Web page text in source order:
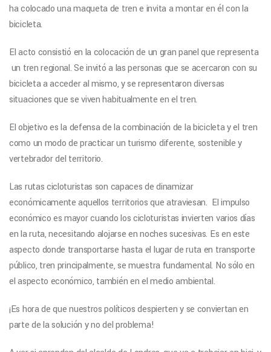
ha colocado una maqueta de tren e invita a montar en él con la
bicicleta.
El acto consistió en la colocación de un gran panel que representa
un tren regional. Se invitó a las personas que se acercaron con su
bicicleta a acceder al mismo, y se representaron diversas
situaciones que se viven habitualmente en el tren.
El objetivo es la defensa de la combinación de la bicicleta y el tren
como un modo de practicar un turismo diferente, sostenible y
vertebrador del territorio.
Las rutas cicloturistas son capaces de dinamizar
económicamente aquellos territorios que atraviesan. El impulso
económico es mayor cuando los cicloturistas invierten varios días
en la ruta, necesitando alojarse en noches sucesivas. Es en este
aspecto donde transportarse hasta el lugar de ruta en transporte
público, tren principalmente, se muestra fundamental. No sólo en
el aspecto económico, también en el medio ambiental.
¡Es hora de que nuestros políticos despierten y se conviertan en
parte de la solución y no del problema!